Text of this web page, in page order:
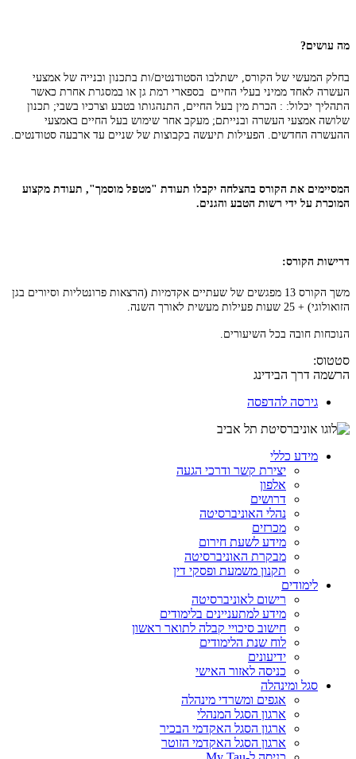
מה עושים?
בחלק המעשי של הקורס, ישתלבו הסטודנטים/ות בתכנון ובנייה של אמצעי
העשרה לאחד ממיני בעלי החיים בספארי רמת גן או במסגרת אחרת כאשר
התהליך יכלול: : הכרת מין בעל החיים, התנהגותו בטבע וצרכיו בשבי; תכנון
שלושה אמצעי העשרה ובנייתם; מעקב אחר שימוש בעל החיים באמצעי
ההעשרה החדשים. הפעילות תיעשה בקבוצות של שניים עד ארבעה סטודנטים.
המסיימים את הקורס בהצלחה יקבלו תעודת "מטפל מוסמך", תעודת מקצוע
המוכרת על ידי רשות הטבע והגנים.
דרישות הקורס:
משך הקורס 13 מפגשים של שעתיים אקדמיות (הרצאות פרונטליות וסיורים בגן
הזואולוגי) + 25 שעות פעילות מעשית לאורך השנה.
הנוכחות חובה בכל השיעורים.
סטטוס:
הרשמה דרך הבידינג
גירסה להדפסה
מידע כללי
יצירת קשר ודרכי הגעה
אלפון
דרושים
נהלי האוניברסיטה
מכרזים
מידע לשעת חירום
מבקרת האוניברסיטה
תקנון משמעת ופסקי דין
לימודים
רישום לאוניברסיטה
מידע למתעניינים בלימודים
חישוב סיכויי קבלה לתואר ראשון
לוח שנת הלימודים
ידיעונים
כניסה לאזור האישי
סגל ומינהלה
אגפים ומשרדי מינהלה
ארגון הסגל המנהלי
ארגון הסגל האקדמי הבכיר
ארגון הסגל האקדמי הזוטר